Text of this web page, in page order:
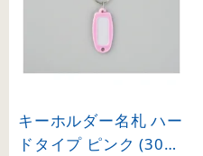
キーホルダー名札 ハー
ドタイプ ピンク (3010